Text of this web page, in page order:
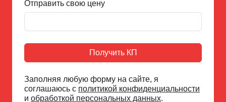
Отправить свою цену
Получить КП
Заполняя любую форму на сайте, я
соглашаюсь с политикой конфиденциальности
и обработкой персональных данных.